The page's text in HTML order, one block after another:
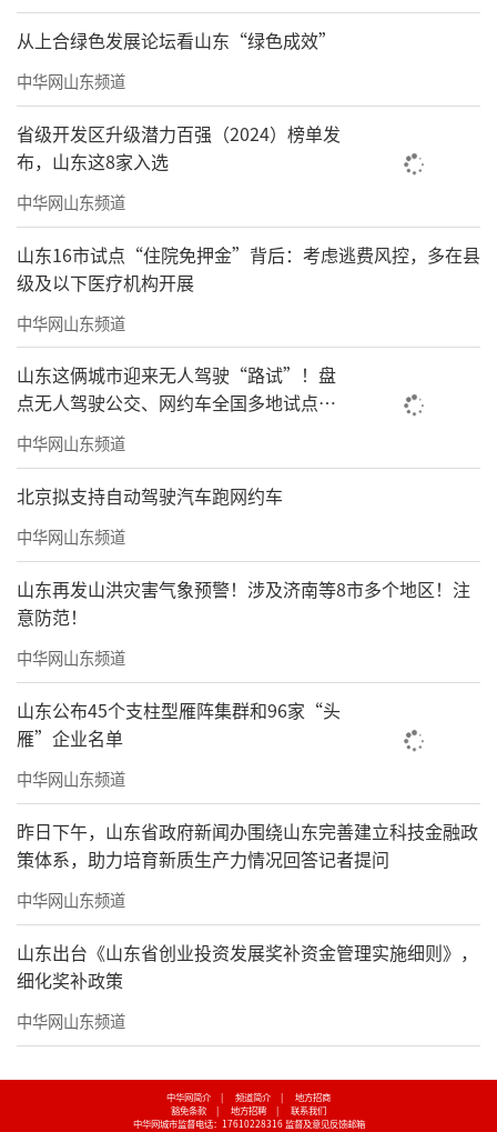
从上合绿色发展论坛看山东“绿色成效”
中华网山东频道
省级开发区升级潜力百强（2024）榜单发
布，山东这8家入选
中华网山东频道
山东16市试点“住院免押金”背后：考虑逃费风控，多在县
级及以下医疗机构开展
中华网山东频道
山东这俩城市迎来无人驾驶“路试”！盘
点无人驾驶公交、网约车全国多地试点之
路
中华网山东频道
北京拟支持自动驾驶汽车跑网约车
中华网山东频道
山东再发山洪灾害气象预警！涉及济南等8市多个地区！注
意防范！
中华网山东频道
山东公布45个支柱型雁阵集群和96家“头
雁”企业名单
中华网山东频道
昨日下午，山东省政府新闻办围绕山东完善建立科技金融政
策体系，助力培育新质生产力情况回答记者提问
中华网山东频道
山东出台《山东省创业投资发展奖补资金管理实施细则》，
细化奖补政策
中华网山东频道
中华网简介 | 频道简介 |
地方招商
豁免条款
| 地方招聘 |
联系我们
中华网城市监督电话：17610228316 监督及意见反馈邮箱